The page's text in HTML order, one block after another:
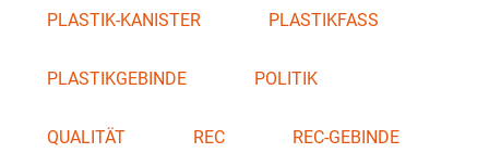
PLASTIK-KANISTER PLASTIKFASS
PLASTIKGEBINDE POLITIK
QUALITÄT REC REC-GEBINDE